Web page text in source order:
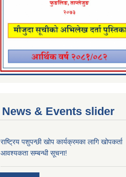
News & Events slider
राष्ट्रिय पशुपन्छी खोप कार्यक्रमका लागि खोपकर्ता
आवश्यकता सम्बन्धी सूचना!